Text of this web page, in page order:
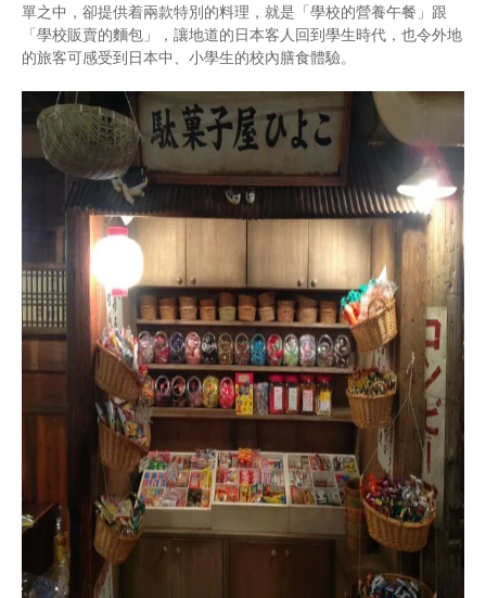
單之中，卻提供着兩款特別的料理，就是「學校的營養午餐」跟
「學校販賣的麵包」，讓地道的日本客人回到學生時代，也令外地
的旅客可感受到日本中、小學生的校內膳食體驗。